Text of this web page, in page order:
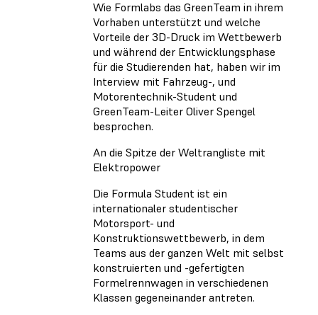
Wie Formlabs das GreenTeam in ihrem
Vorhaben unterstützt und welche
Vorteile der 3D-Druck im Wettbewerb
und während der Entwicklungsphase
für die Studierenden hat, haben wir im
Interview mit Fahrzeug-, und
Motorentechnik-Student und
GreenTeam-Leiter Oliver Spengel
besprochen.
An die Spitze der Weltrangliste mit
Elektropower
Die Formula Student ist ein
internationaler studentischer
Motorsport- und
Konstruktionswettbewerb, in dem
Teams aus der ganzen Welt mit selbst
konstruierten und -gefertigten
Formelrennwagen in verschiedenen
Klassen gegeneinander antreten.